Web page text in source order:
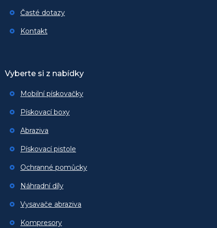
Časté dotazy
Kontakt
Vyberte si z nabídky
Mobilní pískovačky
Pískovací boxy
Abraziva
Pískovací pistole
Ochranné pomůcky
Náhradní díly
Vysavače abraziva
Kompresory